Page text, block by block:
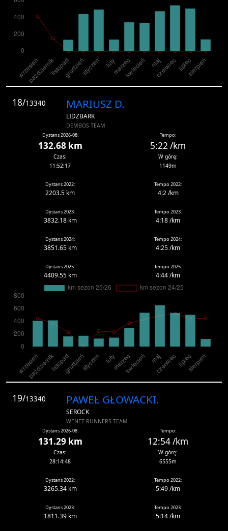
18/13340 MARIUSZ D.
LIDZBARK
DEMBOS TEAM
Dystans 2026-08:
132.68 km
Tempo:
5:22 /km
Czas:
11:52:17
W górę:
1149m
Dystans 2022:
2203.5 km
Tempo 2022:
4:2 /km
Dystans 2023:
3832.18 km
Tempo 2023:
4:18 /km
Dystans 2024:
3851.65 km
Tempo 2024:
4:25 /km
Dystans 2025:
4409.55 km
Tempo 2025:
4:44 /km
19/13340 PAWEŁ GŁOWACKI.
SEROCK
WENET RUNNERS TEAM
Dystans 2026-08:
131.29 km
Tempo:
12:54 /km
Czas:
28:14:48
W górę:
6555m
Dystans 2022:
3265.34 km
Tempo 2022:
5:49 /km
Dystans 2023:
1811.39 km
Tempo 2023:
5:14 /km